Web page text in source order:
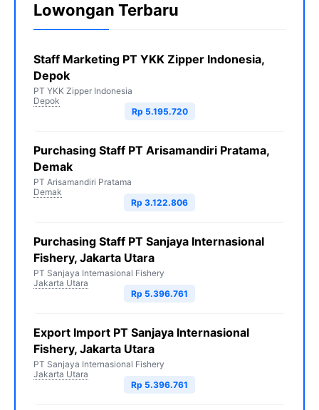
Lowongan Terbaru
Staff Marketing PT YKK Zipper Indonesia,
Depok
PT YKK Zipper Indonesia
Depok
Rp 5.195.720
Purchasing Staff PT Arisamandiri Pratama,
Demak
PT Arisamandiri Pratama
Demak
Rp 3.122.806
Purchasing Staff PT Sanjaya Internasional
Fishery, Jakarta Utara
PT Sanjaya Internasional Fishery
Jakarta Utara
Rp 5.396.761
Export Import PT Sanjaya Internasional
Fishery, Jakarta Utara
PT Sanjaya Internasional Fishery
Jakarta Utara
Rp 5.396.761